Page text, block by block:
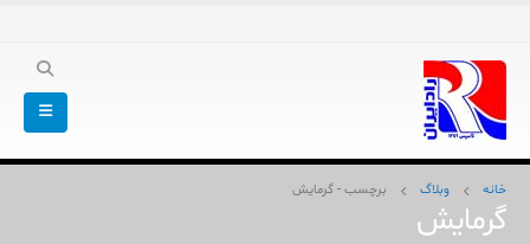
خانه وبلاگ برچسب - گرمایش
گرمایش